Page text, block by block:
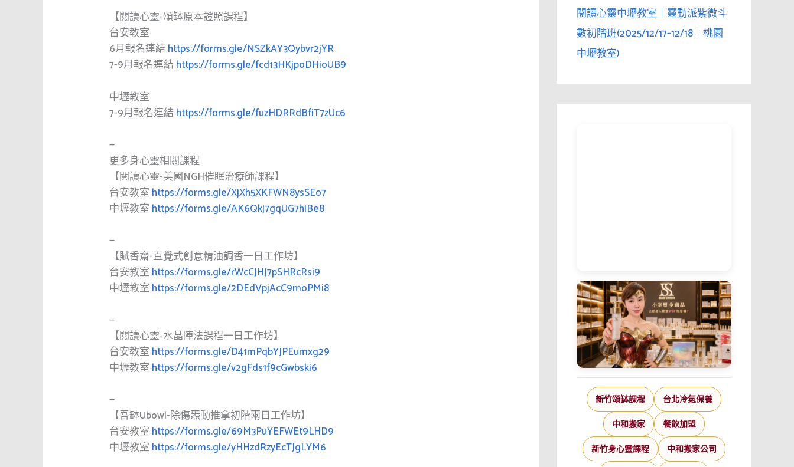
【閱讀心靈-頌缽原本證照課程】
台安教室
6月報名連結 https://forms.gle/NSZkAY3Qybvr2jYR
7-9月報名連結 https://forms.gle/fcd13HKjpoDHioUB9
中壢教室
7-9月報名連結 https://forms.gle/fuzHDRRdBfiT7zUc6
—
更多身心靈相關課程
【閱讀心靈-美國NGH催眠治療師課程】
台安教室 https://forms.gle/XjXh5XKFWN8ysSEo7
中壢教室 https://forms.gle/AK6Qkj7gqUG7hiBe8
—
【賦香齋-直覺式創意精油調香一日工作坊】
台安教室 https://forms.gle/rWcCJHJ7pSHRcRsi9
中壢教室 https://forms.gle/2DEdVpjAcC9moPMi8
—
【閱讀心靈-水晶陣法課程一日工作坊】
台安教室 https://forms.gle/D41mPqbYJPEumxg29
中壢教室 https://forms.gle/v2gFds1f9cGwbski6
—
【吾缽Ubowl-除傷炁動推拿初階兩日工作坊】
台安教室 https://forms.gle/69M3PuYEFWEt9LHD9
中壢教室 https://forms.gle/yHHzdRzyEcTJgLYM6
閱讀心靈中壢教室｜靈動派紫微斗
數初階班(2025/12/17–12/18｜桃園
中壢教室)
新竹頌缽課程 台北冷氣保養
中和搬家 餐飲加盟
新竹身心靈課程 中和搬家公司